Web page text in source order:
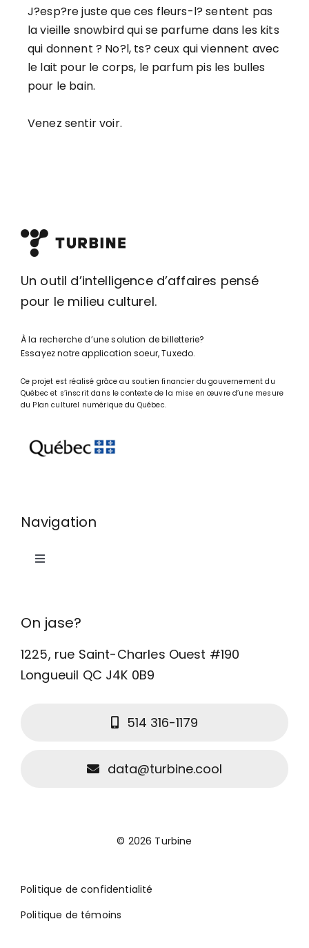
J?esp?re juste que ces fleurs-l? sentent pas
la vieille snowbird qui se parfume dans les kits
qui donnent ? No?l, ts? ceux qui viennent avec
le lait pour le corps, le parfum pis les bulles
pour le bain.
Venez sentir voir.
Un outil d’intelligence d’affaires pensé
pour le milieu culturel.
À la recherche d’une solution de billetterie?
Essayez notre application soeur,Tuxedo.
Ce projet est réalisé grâce au soutien financier du gouvernement du
Québec et s’inscrit dans le contexte de la mise en œuvre d’une mesure
du Plan culturel numérique du Québec.
Navigation
Toggle
C’est pour qui?
Quelques exemples
On jase?
1225, rue Saint-Charles Ouest #190
Longueuil QC J4K 0B9
514 316-1179
data@turbine.cool
© 2026 Turbine
Politique de confidentialité
Politique de témoins